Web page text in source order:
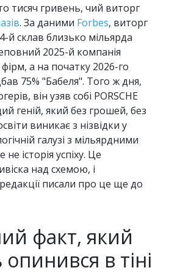
тисяч гривень, чий виторг
. За даними Forbes, виторг
й склав близько мільярда
2025-й компанія
а на початку 2026-го
75% "Бабеля". Того ж дня,
він узяв собі PORSCHE
геній, який без грошей, без
виникає з нізвідки у
галузі з мільярдними
історія успіху. Це
над схемою, і
писали про це ще до
факт, який
в тіні